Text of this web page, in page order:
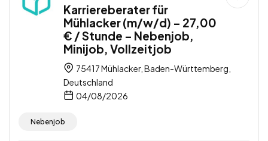
Karriereberater für
Mühlacker (m/w/d) – 27,00
€ / Stunde – Nebenjob,
Minijob, Vollzeitjob
75417 Mühlacker, Baden-Württemberg,
Deutschland
04/08/2026
Nebenjob